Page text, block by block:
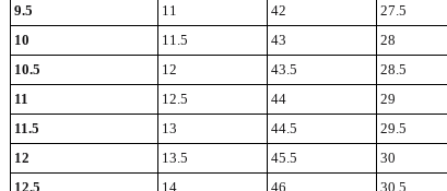
9.5
11 42
27.5
10
11.5 43
28
10.5
12 43.5
28.5
11
12.5 44
29
11.5
13 44.5
29.5
12
13.5 45.5
30
12.5
14 46
30.5